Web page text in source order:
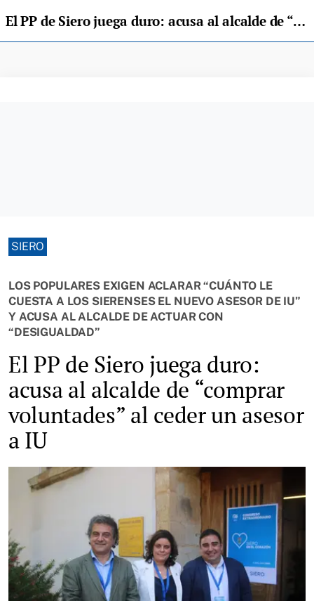
El PP de Siero juega duro: acusa al alcalde de “comprar voluntades” al ceder un asesor a IU
SIERO
LOS POPULARES EXIGEN ACLARAR “CUÁNTO LE
CUESTA A LOS SIERENSES EL NUEVO ASESOR DE IU”
Y ACUSA AL ALCALDE DE ACTUAR CON
“DESIGUALDAD”
El PP de Siero juega duro:
acusa al alcalde de “comprar
voluntades” al ceder un asesor
a IU